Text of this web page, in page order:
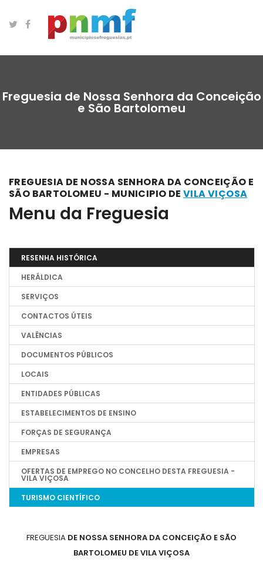
Freguesia de Nossa Senhora da Conceição
e São Bartolomeu
FREGUESIA DE NOSSA SENHORA DA CONCEIÇÃO E
SÃO BARTOLOMEU - MUNICIPIO DE VILA VIÇOSA
Menu da Freguesia
RESENHA HISTÓRICA
HERÁLDICA
SERVIÇOS
CONTACTOS ÚTEIS
VALÊNCIAS
DOCUMENTOS PÚBLICOS
LOCAIS
ENTIDADES PÚBLICAS
ESTABELECIMENTOS DE ENSINO
FORÇAS DE SEGURANÇA
EMPRESAS
OFERTAS DE EMPREGO NO CONCELHO DESTA FREGUESIA -
VILA VIÇOSA
TURISMO CIENTÍFICO
FREGUESIA DE NOSSA SENHORA DA CONCEIÇÃO E SÃO
BARTOLOMEU DE VILA VIÇOSA